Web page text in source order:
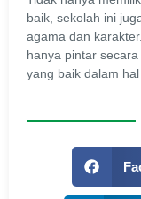
baik, sekolah ini
agama dan
hanya pintar
yang baik dalam hal